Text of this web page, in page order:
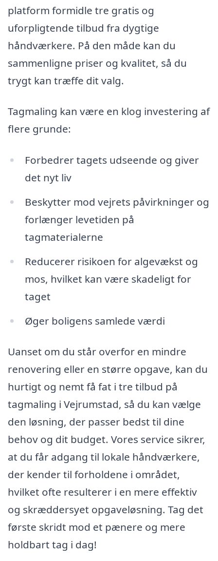
platform formidle tre gratis og
uforpligtende tilbud fra dygtige
håndværkere. På den måde kan du
sammenligne priser og kvalitet, så du
trygt kan træffe dit valg.
Tagmaling kan være en klog investering af
flere grunde:
Forbedrer tagets udseende og giver
det nyt liv
Beskytter mod vejrets påvirkninger og
forlænger levetiden på
tagmaterialerne
Reducerer risikoen for algevækst og
mos, hvilket kan være skadeligt for
taget
Øger boligens samlede værdi
Uanset om du står overfor en mindre
renovering eller en større opgave, kan du
hurtigt og nemt få fat i tre tilbud på
tagmaling i Vejrumstad, så du kan vælge
den løsning, der passer bedst til dine
behov og dit budget. Vores service sikrer,
at du får adgang til lokale håndværkere,
der kender til forholdene i området,
hvilket ofte resulterer i en mere effektiv
og skræddersyet opgaveløsning. Tag det
første skridt mod et pænere og mere
holdbart tag i dag!